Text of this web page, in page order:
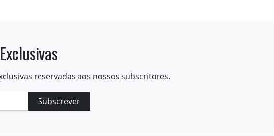
reservadas aos nossos subscritores.
Subscrever